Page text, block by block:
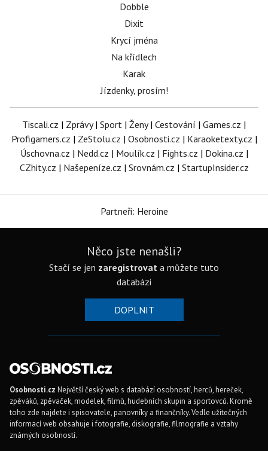
Dobble
Dixit
Krycí jména
Na křídlech
Karak
Jízdenky, prosím!
Tiscali.cz | Zprávy| Sport | Ženy| Cestování | Games.cz |
Profigamers.cz | ZeStolu.cz | Osobnosti.cz | Karaoketexty.cz |
Úschovna.cz | Nedd.cz | Moulík.cz | Fights.cz | Dokina.cz |
CZhity.cz | Našepeníze.cz | Srovnám.cz | StartupInsider.cz
Partneři: Heroine
Něco jste nenašli?
Stačí se jen zaregistrovat a můžete tuto
databázi
DOPLNIT
Osobnosti.cz Největší český web s databází osobností, herců, hereček,
zpěváků, zpěvaček, modelek, filmů, hudebních skupin a sportovců. Kromě
toho zde najdete i spisovatele, panovníky a finančníky. Vedle užitečných
informací web obsahuje i fotografie, diskografie, filmografie a vztahy
známých osobností.